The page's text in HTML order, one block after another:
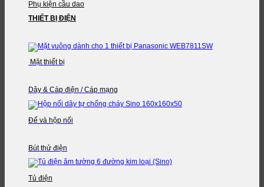
Phụ kiện cầu dao
THIẾT BỊ ĐIỆN
Mặt thiết bị
Dây & Cáp điện / Cáp mạng
Đế và hộp nối
Bút thử điện
Tủ điện